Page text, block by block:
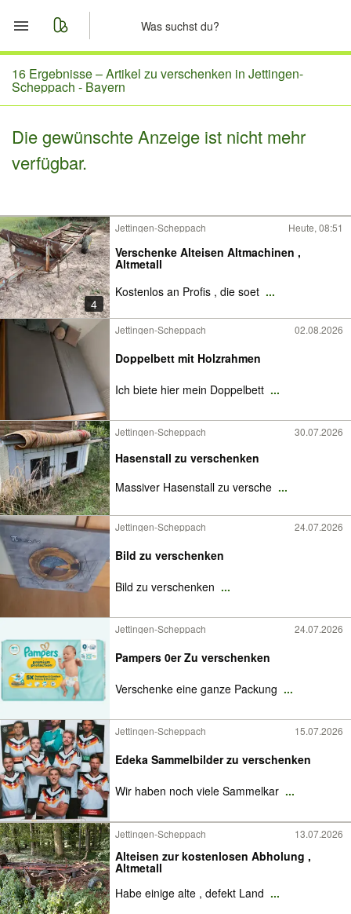
Start
Merkliste
Nachrichten
16 Ergebnisse –Artikel zu verschenken in Jettingen-
Scheppach - Bayern
Die gewünschte Anzeige ist nicht mehr
verfügbar.
4
Jettingen-Scheppach Heute, 08:51
Verschenke Alteisen Altmachinen ,
Altmetall
Kostenlos an Profis , die soet ...
Jettingen-Scheppach 02.08.2026
Doppelbett mit Holzrahmen
Ich biete hier mein Doppelbett ...
Jettingen-Scheppach 30.07.2026
Hasenstall zu verschenken
Massiver Hasenstall zu versche ...
Jettingen-Scheppach 24.07.2026
Bild zu verschenken
Bild zu verschenken ...
Jettingen-Scheppach 24.07.2026
Pampers 0er Zu verschenken
Verschenke eine ganze Packung ...
Jettingen-Scheppach 15.07.2026
Edeka Sammelbilder zu verschenken
Wir haben noch viele Sammelkar ...
Jettingen-Scheppach 13.07.2026
Alteisen zur kostenlosen Abholung ,
Altmetall
Habe einige alte , defekt Land ...